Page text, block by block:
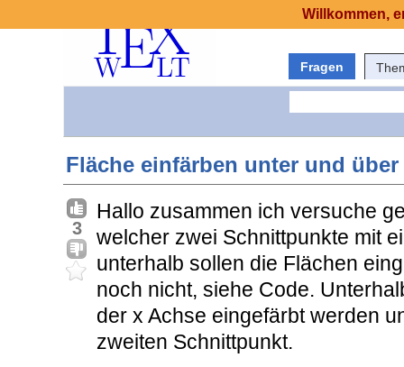
Fragen
Fläche einfärben unter und über
3
Hallo zusammen ich versuche
welcher zwei Schnittpunkte mit
unterhalb sollen die Flächen
noch nicht, siehe Code.
der x Achse eingefärbt werden
zweiten Schnittpunkt.
Willkommen,